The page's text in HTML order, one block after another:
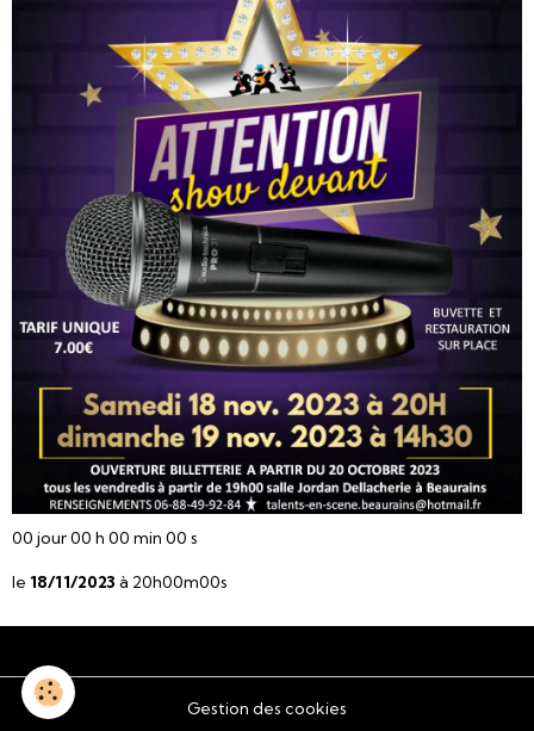
00 jour00 h 00 min 00 s
le 18/11/2023 à 20h00m00s
Gestion des cookies